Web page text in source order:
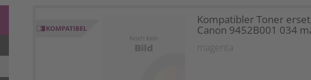
Kompatibler Toner
Canon 9452B001 034
magenta